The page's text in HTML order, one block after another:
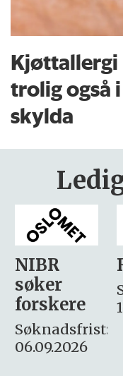
Kjøttallergi
trolig også
skylda
Rektor
Søknadsfrist:
15.09.2026